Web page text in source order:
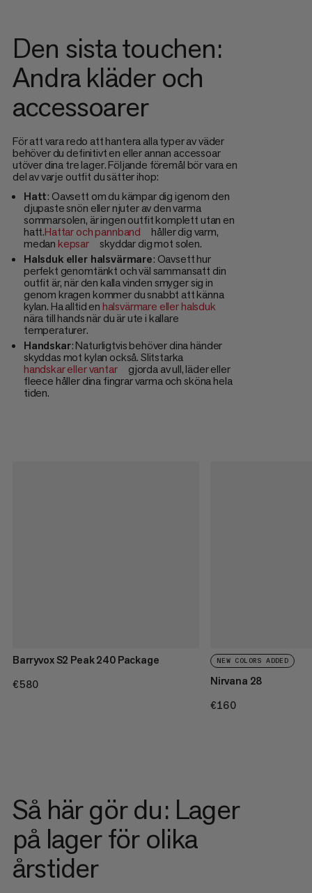
Den sista touchen:
Andra kläder och
accessoarer
För att vara redo att hantera alla typer av väder
behöver du definitivt en eller annan accessoar
utöver dina tre lager. Följande föremål bör vara en
del av varje outfit du sätter ihop:
Hatt: Oavsett om du kämpar dig igenom den
djupaste snön eller njuter av den varma
sommarsolen, är ingen outfit komplett utan en
hatt.Hattar och pannband
håller dig varm,
medankepsar
skyddar dig mot solen.
Halsduk eller halsvärmare: Oavsett hur
perfekt genomtänkt och väl sammansatt din
outfit är, när den kalla vinden smyger sig in
genom kragen kommer du snabbt att känna
kylan. Ha alltid enhalsvärmare eller halsduk
nära till hands när du är ute i kallare
temperaturer.
Handskar: Naturligtvis behöver dina händer
skyddas mot kylan också. Slitstarka
handskar eller vantar
gjorda av ull, läder eller
fleece håller dina fingrar varma och sköna hela
tiden.
Barryvox S2 Peak 240 Package
€580
NEW COLORS ADDED
Nirvana 28
€160
Så här gör du: Lager
på lager för olika
årstider